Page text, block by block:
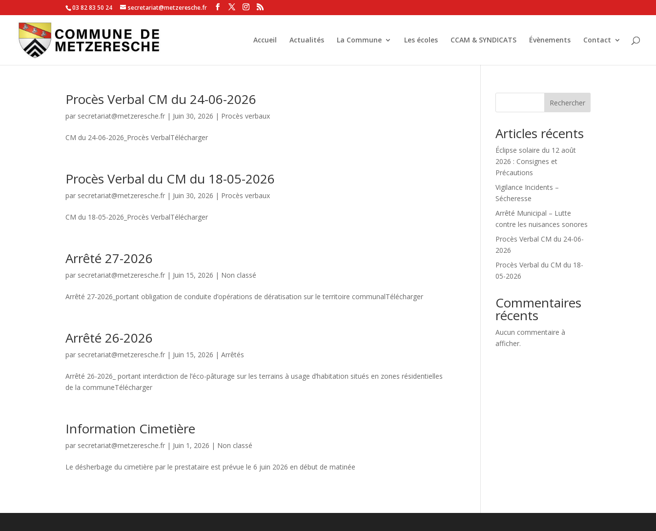
03 82 83 50 24 secretariat@metzeresche.fr
Accueil Actualités La Commune Les écoles CCAM & SYNDICATS Évènements Contact
Procès Verbal CM du 24-06-2026
par secretariat@metzeresche.fr | Juin 30, 2026 | Procès verbaux
CM du 24-06-2026_Procès VerbalTélécharger
Procès Verbal du CM du 18-05-2026
par secretariat@metzeresche.fr | Juin 30, 2026 | Procès verbaux
CM du 18-05-2026_Procès VerbalTélécharger
Arrêté 27-2026
par secretariat@metzeresche.fr | Juin 15, 2026 | Non classé
Arrêté 27-2026_portant obligation de conduite d’opérations de dératisation sur le territoire communalTélécharger
Arrêté 26-2026
par secretariat@metzeresche.fr | Juin 15, 2026 |Arrêtés
Arrêté 26-2026_ portant interdiction de l’éco-pâturage sur les terrains à usage d’habitation situés en zones résidentielles
de la communeTélécharger
Information Cimetière
par secretariat@metzeresche.fr | Juin 1, 2026 | Non classé
Le désherbage du cimetière par le prestataire est prévue le 6 juin 2026 en début de matinée
Rechercher
Articles récents
Éclipse solaire du 12 août
2026 : Consignes et
Précautions
Vigilance Incidents –
Sécheresse
Arrêté Municipal – Lutte
contre les nuisances sonores
Procès Verbal CM du 24-06-
2026
Procès Verbal du CM du 18-
05-2026
Commentaires
récents
Aucun commentaire à
afficher.